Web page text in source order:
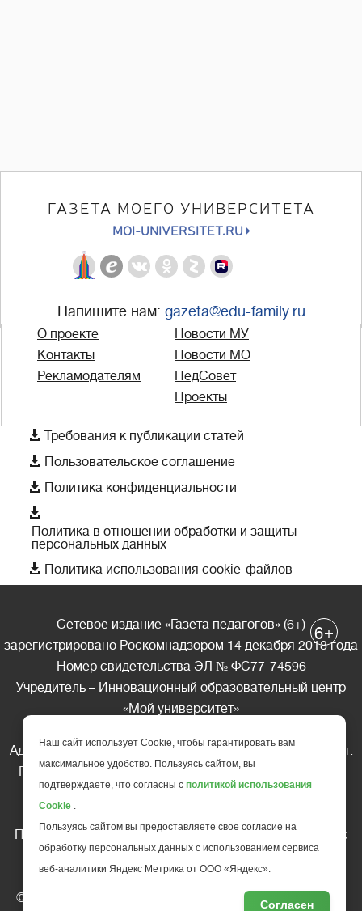
ГАЗЕТА МОЕГО УНИВЕРСИТЕТА
MOI-UNIVERSITET.RU
Напишите нам: gazeta@edu-family.ru
О проекте
Контакты
Рекламодателям
Новости МУ
Новости МО
ПедСовет
Проекты
 Требования к публикации статей
 Пользовательское соглашение
 Политика конфиденциальности

Политика в отношении обработки и защиты
персональных данных
 Политика использования cookie-файлов
Сетевое издание «Газета педагогов» (6+)
зарегистрировано Роскомнадзором 14 декабря 2018 года
Номер свидетельства ЭЛ № ФС77-74596
Учредитель – Инновационный образовательный центр
«Мой университет»
Адрес редакции: 185035 Россия, Республика Карелия, г.
Петрозаводск, ул. Фридриха Энгельса д.10, офис 211
Телефон редакции: +7 (499) 685-10-45
Перепечатка материалов газеты допускается только c
письменного разрешения редакции
Ссылка на «Газету педагогов» обязательна.
© АНО ДПО "Инновационный образовательный центр
6+
Наш сайт использует Cookie, чтобы гарантировать вам
максимальное удобство. Пользуясь сайтом, вы
подтверждаете, что согласны с политикой использования
Cookie .
Пользуясь сайтом вы предоставляете свое согласие на
обработку персональных данных с использованием сервиса
веб-аналитики Яндекс Метрика от ООО «Яндекс».
Согласен